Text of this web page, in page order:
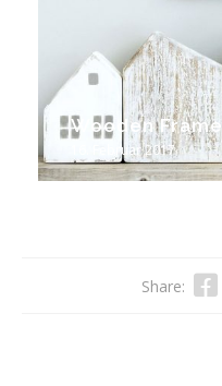
16. Februar 2017
Wooden Frame
Share: